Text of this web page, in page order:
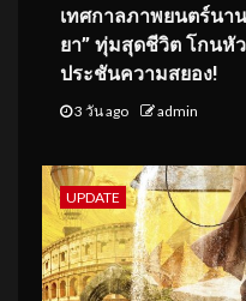
เทศกาลภาพยนตร์นา
ยา” ทุ่มสุดชีวิต โกน
ประชันความสยอง!
3 วัน ago admin
UPDATE